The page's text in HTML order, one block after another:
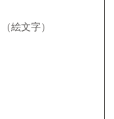
絵文字）